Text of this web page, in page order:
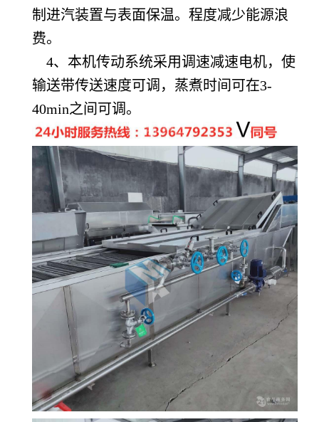
制进汽装置与表面保温。程度减少能源浪
费。
4、本机传动系统采用调速减速电机，使
输送带传送速度可调，蒸煮时间可在3-
40min之间可调。